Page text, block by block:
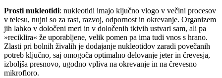
Prosti nukleotidi: nukleotidi imajo ključno vlogo v večini procesov
v telesu, nujni so za rast, razvoj, odpornost in okrevanje. Organizem
jih lahko v določeni meri in v določenih tkivih ustvari sam, ali pa
»reciklira« že uporabljene, velik pomen pa ima tudi vnos s hrano.
Zlasti pri bolnih živalih je dodajanje nukleotidov zaradi povečanih
potreb ključno, saj omogoča optimalno delovanje jeter in črevesja,
izboljša presnovo, ugodno vpliva na okrevanje in na črevesno
mikrofloro.